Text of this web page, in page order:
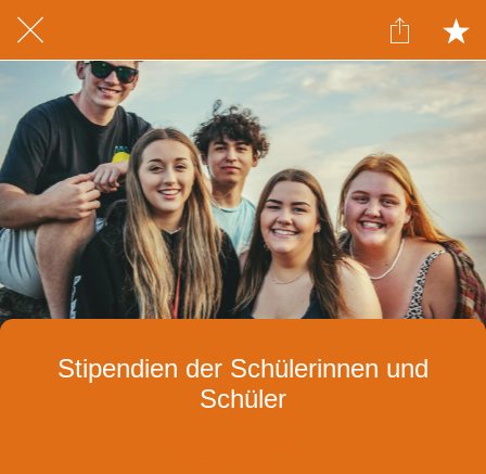
Stipendien der Schülerinnen und
Schüler